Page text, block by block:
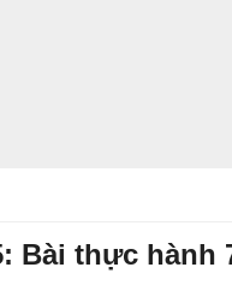
Bài thực hành